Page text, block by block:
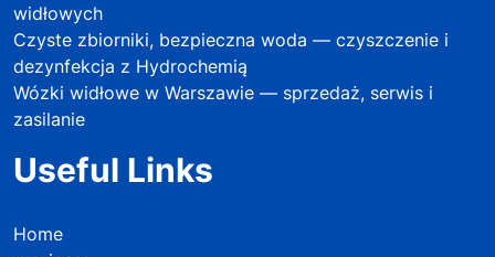
widłowych
Czyste zbiorniki, bezpieczna woda — czyszczenie i
dezynfekcja z Hydrochemią
Wózki widłowe w Warszawie — sprzedaż, serwis i
zasilanie
Useful Links
Home